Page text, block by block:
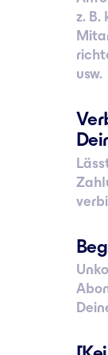
z. B.
usw.